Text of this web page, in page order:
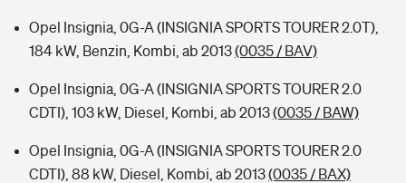
Opel Insignia, 0G-A (INSIGNIA SPORTS TOURER 2.0T),
184 kW, Benzin, Kombi, ab 2013(0035 / BAV)
Opel Insignia, 0G-A (INSIGNIA SPORTS TOURER 2.0
CDTI), 103 kW, Diesel, Kombi, ab 2013(0035 / BAW)
Opel Insignia, 0G-A (INSIGNIA SPORTS TOURER 2.0
CDTI), 88 kW, Diesel, Kombi, ab 2013(0035 / BAX)